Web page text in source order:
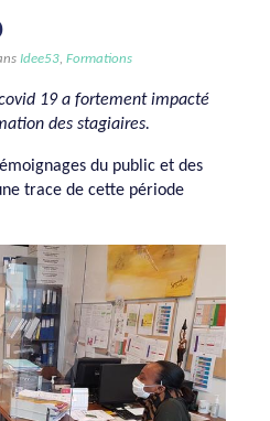
Idee53, Formations
19 a fortement impacté
des stagiaires.
du public et des
trace de cette période